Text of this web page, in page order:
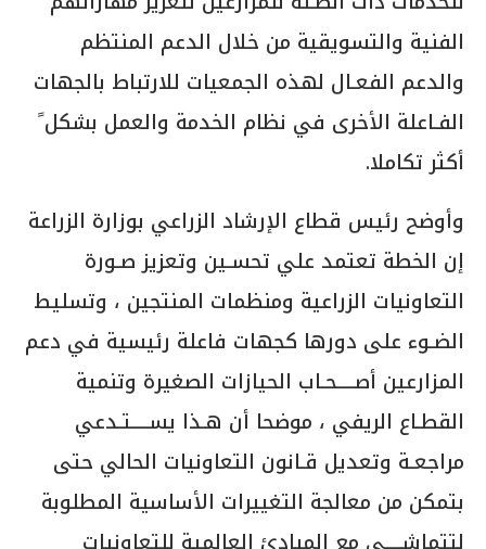
الفنية والتسويقية من خلال الدعم المنتظم
والدعم الفعـال لهذه الجمعيات للارتباط بالجهات
الفـاعلة الأخرى في نظام الخدمة والعمل بشكل ً
أكثر تكاملا.
وأوضح رئيس قطاع الإرشاد الزراعي بوزارة الزراعة
إن الخطة تعتمد علي تحسـین وتعزيز صـورة
التعاونيات الزراعية ومنظمات المنتجين ، وتسليط
الضـوء على دورھا كجهات فاعلة رئيسية في دعم
المزارعين أصــــحـاب الحيازات الصغيرة وتنمية
القطـاع الريفي ، موضحا أن ھـذا یســــتـدعي
مراجعـة وتعديل قـانون التعاونيات الحالي حتى
بتمكن من معالجة التغییرات الأساسية المطلوبة